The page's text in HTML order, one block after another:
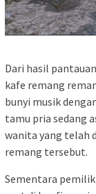
Dari hasil
kafe remang
bunyi musik
tamu pria sedang
wanita yang telah
remang tersebut.
Sementara